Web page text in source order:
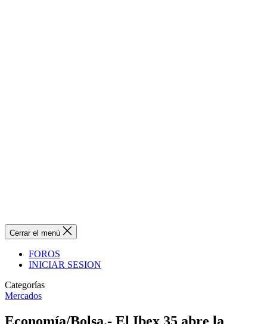
Cerrar el menú
FOROS
INICIAR SESION
Categorías
Mercados